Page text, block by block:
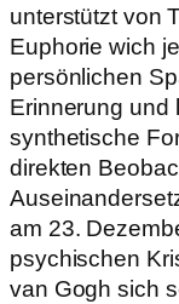
unterstützt von
Euphorie wich
persönlichen
Erinnerung und
synthetische
direkten
am 23.
psychischen
van Gogh sich